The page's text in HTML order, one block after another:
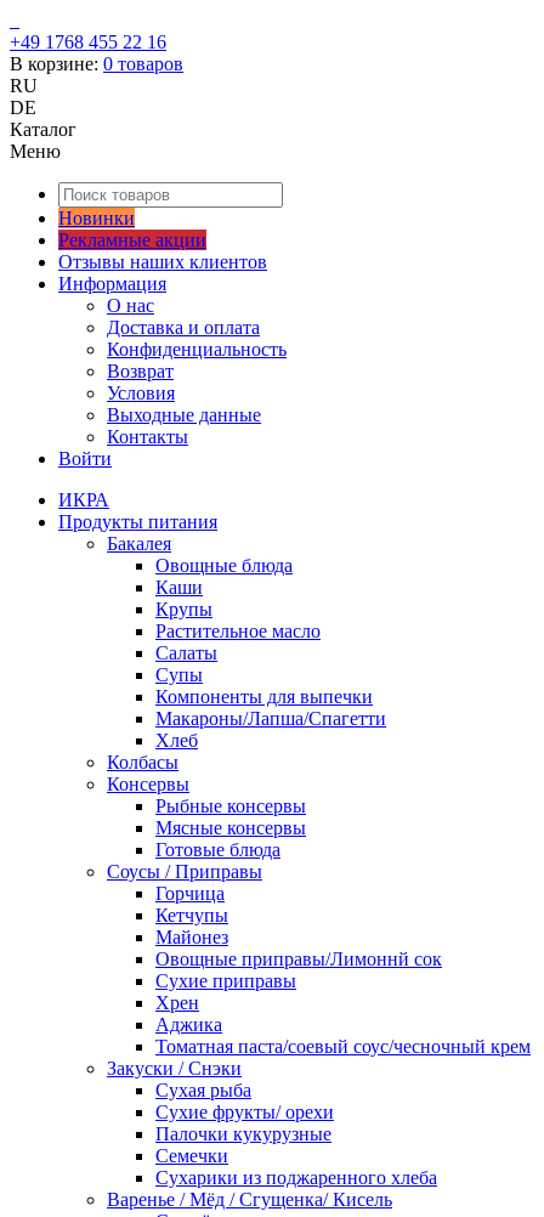
+49 1768 455 22 16
В корзине: 0 товаров
RU
DE
Каталог
Меню
Новинки
Рекламные акции
Отзывы наших клиентов
Информация
О нас
Доставка и оплата
Конфиденциальность
Возврат
Условия
Выходные данные
Контакты
Войти
ИКРА
Продукты питания
Бакалея
Овощные блюда
Каши
Крупы
Растительное масло
Салаты
Супы
Компоненты для выпечки
Макароны/Лапша/Спагетти
Хлеб
Колбасы
Консервы
Рыбные консервы
Мясные консервы
Готовые блюда
Соусы / Приправы
Горчица
Кетчупы
Майонез
Овощные приправы/Лимоннй сок
Сухие приправы
Хрен
Аджика
Томатная паста/соевый соус/чесночный крем
Закуски / Снэки
Сухая рыба
Сухие фрукты/ орехи
Палочки кукурузные
Семечки
Сухарики из поджаренного хлеба
Варенье / Мёд / Сгущенка/ Кисель